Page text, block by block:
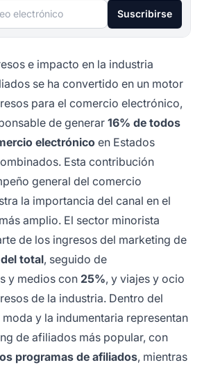
electrónico Suscribirse
e impacto en la industria
se ha convertido en un motor
para el comercio electrónico,
de generar 16% de todos
electrónico en Estados
Esta contribución
general del comercio
la importancia del canal en el
amplio. El sector minorista
de los ingresos del marketing de
total, seguido de
y medios con 25%, y viajes y ocio
de la industria. Dentro del
y la indumentaria representan
de afiliados más popular, con
programas de afiliados, mientras